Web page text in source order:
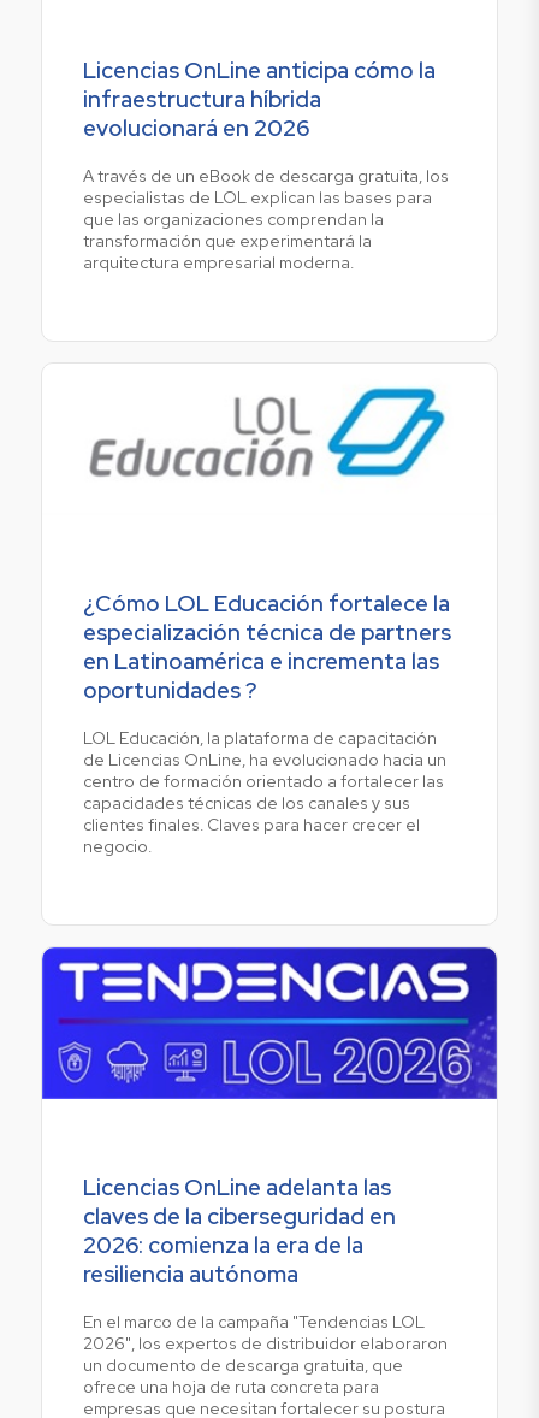
Licencias OnLine anticipa cómo la
infraestructura híbrida
evolucionará en 2026
A través de un eBook de descarga gratuita, los
especialistas de LOL explican las bases para
que las organizaciones comprendan la
transformación que experimentará la
arquitectura empresarial moderna.
¿Cómo LOL Educación fortalece la
especialización técnica de partners
en Latinoamérica e incrementa las
oportunidades ?
LOL Educación, la plataforma de capacitación
de Licencias OnLine, ha evolucionado hacia un
centro de formación orientado a fortalecer las
capacidades técnicas de los canales y sus
clientes finales. Claves para hacer crecer el
negocio.
Licencias OnLine adelanta las
claves de la ciberseguridad en
2026: comienza la era de la
resiliencia autónoma
En el marco de la campaña "Tendencias LOL
2026", los expertos de distribuidor elaboraron
un documento de descarga gratuita, que
ofrece una hoja de ruta concreta para
empresas que necesitan fortalecer su postura